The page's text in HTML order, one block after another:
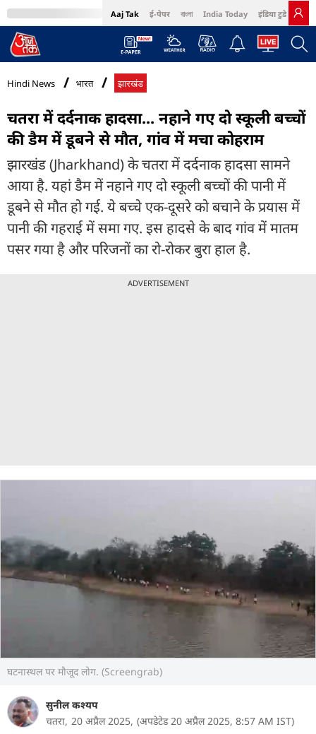
Aaj Tak ई-पेपर বাংলা India Today इंडिया टुडे हिंदी
MumbaiTak Cosmopolitan Harper's Bazaar Northeast
Hindi News भारत झारखंड
चतरा में दर्दनाक हादसा... नहाने गए दो स्कूली बच्चों
की डैम में डूबने से मौत, गांव में मचा कोहराम
झारखंड (Jharkhand) के चतरा में दर्दनाक हादसा सामने
आया है. यहां डैम में नहाने गए दो स्कूली बच्चों की पानी में
डूबने से मौत हो गई. ये बच्चे एक-दूसरे को बचाने के प्रयास में
पानी की गहराई में समा गए. इस हादसे के बाद गांव में मातम
पसर गया है और परिजनों का रो-रोकर बुरा हाल है.
ADVERTISEMENT
घटनास्थल पर मौजूद लोग. (Screengrab)
सुनील कश्यप
चतरा, 20 अप्रैल 2025, (अपडेटेड 20 अप्रैल 2025, 8:57 AM IST)